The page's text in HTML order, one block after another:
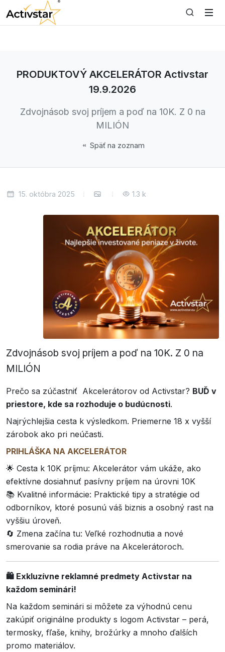
PRODUKTOVÝ AKCELERÁTOR Activstar
19.9.2026
Zdvojnásob svoj príjem a poď na 10K. Z 0 na
MILIÓN
Späť na zoznam
15. októbra 2025 1.3 k
Zdvojnásob svoj príjem a poď na 10K. Z 0 na
MILIÓN
Prečo sa zúčastniť Akcelerátorov od Activstar? BUĎ v
priestore, kde sa rozhoduje o budúcnosti.
Najrýchlejšia cesta k výsledkom. Priemerne 18 x vyšší
zárobok ako pri neúčasti.
PRIHLÁŠKA NA AKCELERÁTOR
🌟 Cesta k 10K príjmu: Akcelerátor vám ukáže, ako
efektívne dosiahnuť pasívny príjem na úrovni 10K
📚 Kvalitné informácie: Praktické tipy a stratégie od
odborníkov, ktoré posunú váš biznis a osobný rast na
vyššiu úroveň.
🔄 Zmena začína tu: Veľké rozhodnutia a nové
smerovanie sa rodia práve na Akcelerátoroch.
🛍️ Exkluzívne reklamné predmety Activstar na
každom seminári!
Na každom seminári si môžete za výhodnú cenu
zakúpiť originálne produkty s logom Activstar – perá,
termosky, fľaše, knihy, brožúrky a mnoho ďalších
promo materiálov.